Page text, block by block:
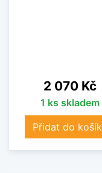
Cena
2 070 Kč
1 ks skladem
Přidat do